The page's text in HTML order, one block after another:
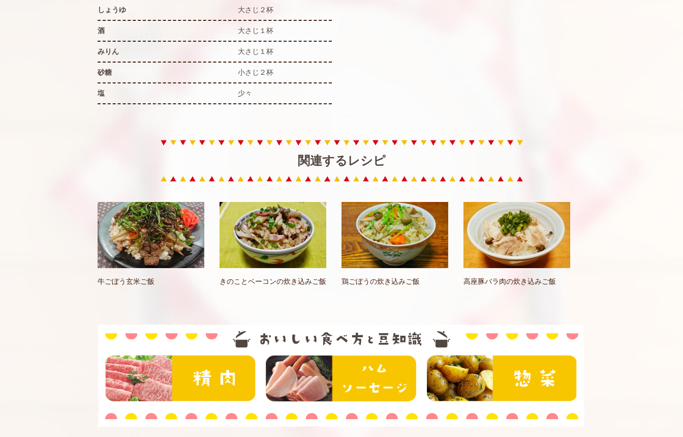
しょうゆ 大さじ２杯
酒 大さじ１杯
みりん 大さじ１杯
砂糖 小さじ２杯
塩 少々
関連するレシピ
牛ごぼう玄米ご飯 きのことベーコンの炊き込みご飯 鶏ごぼうの炊き込みご飯 高座豚バラ肉の炊き込みご飯
精肉 ハム・ソーセージ